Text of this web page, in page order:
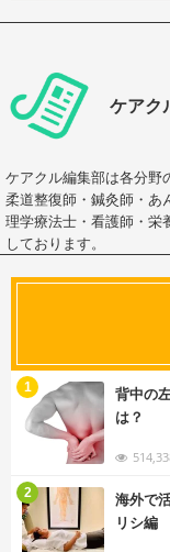
ケアク
ケアクル編集部は各分野
柔道整復師・鍼灸師・あ
理学療法士・看護師・栄
しております。
背中の
は？
1
海外で
リシ編
2